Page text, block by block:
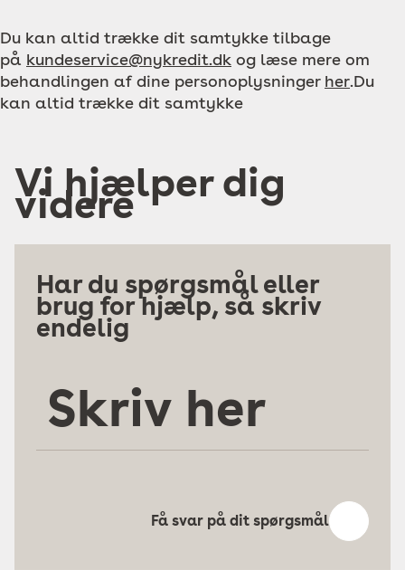
Du kan altid trække dit samtykke tilbage
på kundeservice@nykredit.dk og læse mere om
behandlingen af dine personoplysninger her.Du
kan altid trække dit samtykke
Vi hjælper dig
videre
Har du spørgsmål eller
brug for hjælp, så skriv
endelig
her
Få svar på dit spørgsmål